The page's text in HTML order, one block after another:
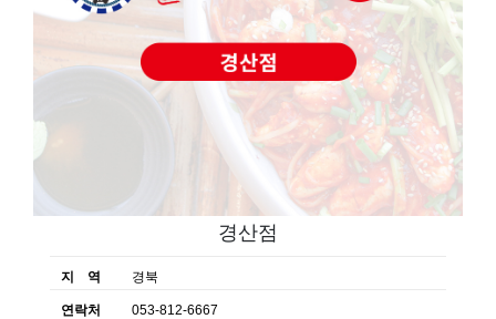
경산점
지 역 경북
연락처 053-812-6667